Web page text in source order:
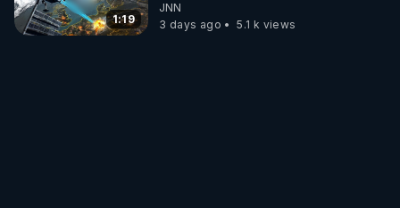
1:19
JNN
3 days ago
5.1 k views